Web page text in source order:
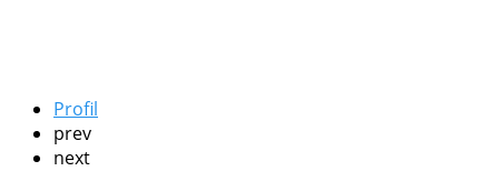
Profil
prev
next